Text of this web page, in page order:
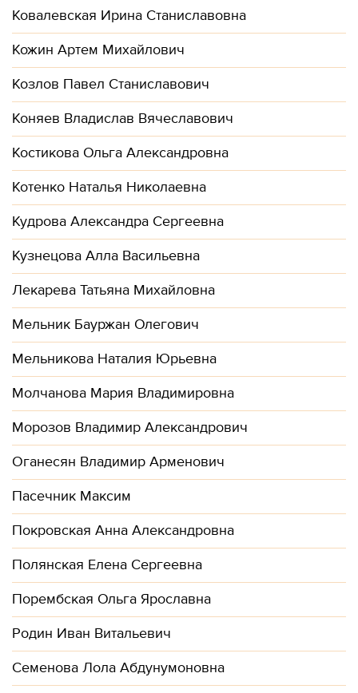
Ковалевская Ирина Станиславовна
Кожин Артем Михайлович
Козлов Павел Станиславович
Коняев Владислав Вячеславович
Костикова Ольга Александровна
Котенко Наталья Николаевна
Кудрова Александра Сергеевна
Кузнецова Алла Васильевна
Лекарева Татьяна Михайловна
Мельник Бауржан Олегович
Мельникова Наталия Юрьевна
Молчанова Мария Владимировна
Морозов Владимир Александрович
Оганесян Владимир Арменович
Пасечник Максим
Покровская Анна Александровна
Полянская Елена Сергеевна
Порембская Ольга Ярославна
Родин Иван Витальевич
Семенова Лола Абдунумоновна